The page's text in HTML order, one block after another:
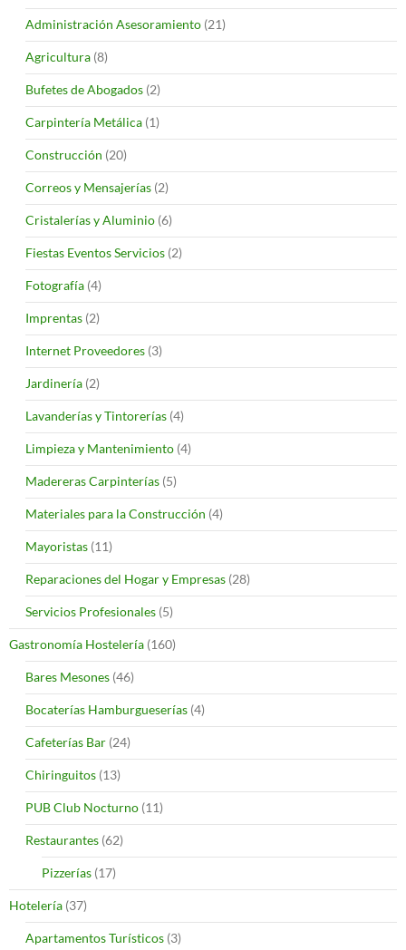
Administración Asesoramiento (21)
Agricultura (8)
Bufetes de Abogados (2)
Carpintería Metálica (1)
Construcción (20)
Correos y Mensajerías (2)
Cristalerías y Aluminio (6)
Fiestas Eventos Servicios (2)
Fotografía (4)
Imprentas (2)
Internet Proveedores (3)
Jardinería (2)
Lavanderías y Tintorerías (4)
Limpieza y Mantenimiento (4)
Madereras Carpinterías (5)
Materiales para la Construcción (4)
Mayoristas (11)
Reparaciones del Hogar y Empresas (28)
Servicios Profesionales (5)
Gastronomía Hostelería (160)
Bares Mesones (46)
Bocaterías Hamburgueserías (4)
Cafeterías Bar (24)
Chiringuitos (13)
PUB Club Nocturno (11)
Restaurantes (62)
Pizzerías (17)
Hotelería (37)
Apartamentos Turísticos (3)